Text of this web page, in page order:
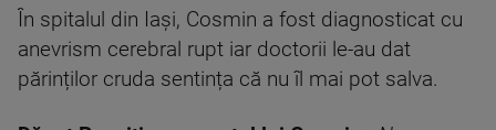
În spitalul din Iași, Cosmin a fost diagnosticat cu
anevrism cerebral rupt iar doctorii le-au dat
părinților cruda sentința că nu îl mai pot salva.